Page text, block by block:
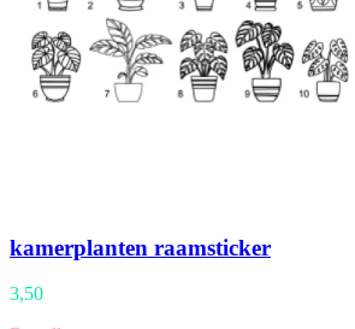
kamerplanten raamsticker
3,50